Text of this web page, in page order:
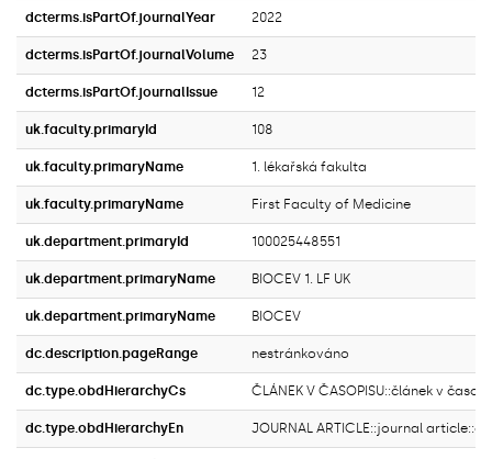
dcterms.isPartOf.journalYear 2022
dcterms.isPartOf.journalVolume 23
dcterms.isPartOf.journalIssue 12
uk.faculty.primaryId 108
uk.faculty.primaryName 1. lékařská fakulta
uk.faculty.primaryName First Faculty of Medicine
uk.department.primaryId 100025448551
uk.department.primaryName BIOCEV 1. LF UK
uk.department.primaryName BIOCEV
dc.description.pageRange nestránkováno
dc.type.obdHierarchyCs ČLÁNEK V ČASOPISU::článek v
dc.type.obdHierarchyEn JOURNAL ARTICLE::journal